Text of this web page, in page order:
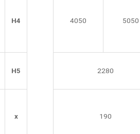
H4 4050 5050
H5 2280
x 190